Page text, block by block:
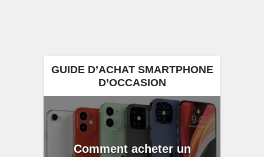
GUIDE D’ACHAT SMARTPHONE
D’OCCASION
Comment acheter un